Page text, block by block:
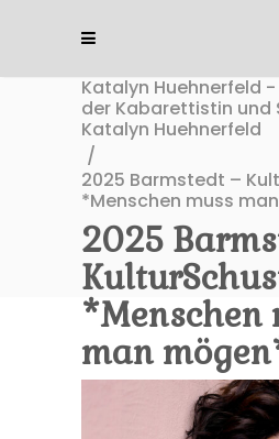
Katalyn Huehnerfeld
der Kabarettistin und
Katalyn Huehnerfeld
/
2025 Barmstedt –
*Menschen muss
2025
*Menschen
man